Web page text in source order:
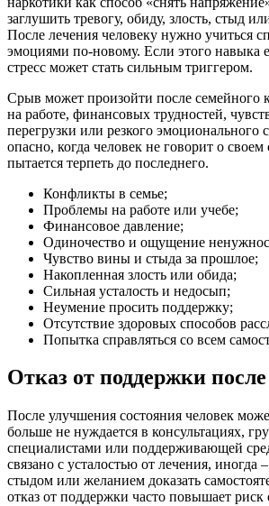
заглушить тревогу, обиду, злость, стыд
После лечения человеку нужно учиться
эмоциями по-новому. Если этого навыка
стресс может стать сильным триггером.
Срыв может произойти после семейного
на работе, финансовых трудностей,
перегрузки или резкого эмоционального
опасно, когда человек не говорит о своем
пытается терпеть до последнего.
Конфликты в семье;
Проблемы на работе или учебе;
Финансовое давление;
Одиночество и ощущение
Чувство вины и стыда за прошлое;
Накопленная злость или обида;
Сильная усталость и недосып;
Неумение просить поддержку;
Отсутствие здоровых способов
Попытка справляться со всем
Отказ от поддержки
После улучшения состояния человек
больше не нуждается в консультациях,
специалистами или поддерживающей
связано с усталостью от лечения, иногда
стыдом или желанием доказать
отказ от поддержки часто повышает риск